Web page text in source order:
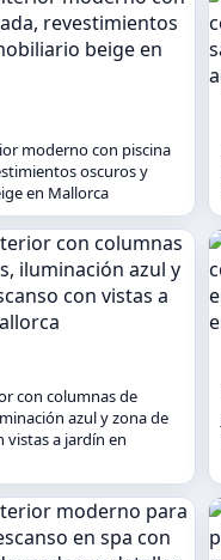
moderno con piscina
oscuros y
en Mallorca
con columnas de
azul y zona de
vistas a jardín en